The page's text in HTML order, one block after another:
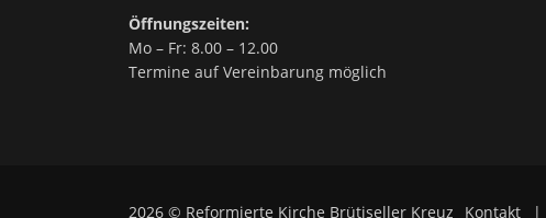
Öffnungszeiten:
Mo – Fr: 8.00 – 12.00
Termine auf Vereinbarung möglich
2026 © Reformierte Kirche Brütiseller Kreuz Kontakt |